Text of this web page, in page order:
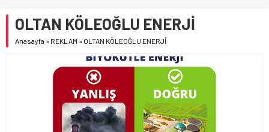
OLTAN KÖLEOĞLU ENERJİ
Anasayfa » REKLAM » OLTAN KÖLEOĞLU ENERJİ